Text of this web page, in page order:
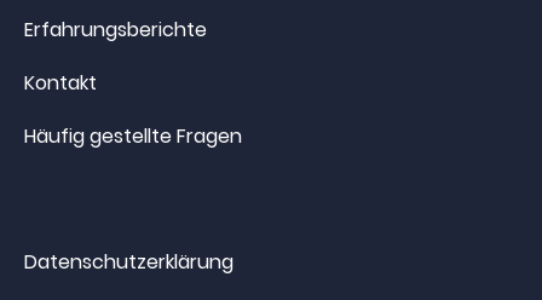
Erfahrungsberichte
Kontakt
Häufig gestellte Fragen
Datenschutzerklärung